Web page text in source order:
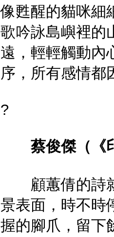
像甦醒的貓咪細
歌吟詠島嶼裡的
遠，輕輕觸動內
序，所有感情都
?
蔡俊傑（《
顧蕙倩的詩就
景表面，時不時
握的腳爪，留下